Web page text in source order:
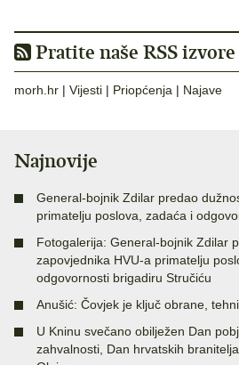
Pratite naše RSS izvore
morh.hr | Vijesti | Priopćenja | Najave
Najnovije
General-bojnik Zdilar predao
primatelju poslova, zadaća i
Fotogalerija: General-bojnik Zdilar
zapovjednika HVU-a primatelju
odgovornosti brigadiru Stručiću
Anušić: Čovjek je ključ obrane,
U Kninu svečano obilježen Dan
zahvalnosti, Dan hrvatskih